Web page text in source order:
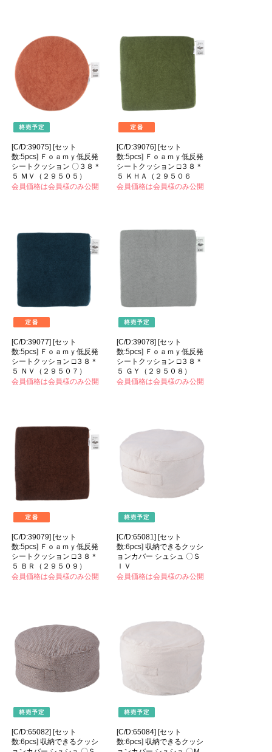
[C/D:39075] [セット
数:5pcs] Ｆｏａｍｙ低反発
シートクッション 〇３８＊
５ ＭＶ（２９５０５）
会員価格は会員様のみ公開
[C/D:39076] [セット
数:5pcs] Ｆｏａｍｙ低反発
シートクッション □３８＊
５ ＫＨＡ（２９５０６
会員価格は会員様のみ公開
[C/D:39077] [セット
数:5pcs] Ｆｏａｍｙ低反発
シートクッション □３８＊
５ ＮＶ（２９５０７）
会員価格は会員様のみ公開
[C/D:39078] [セット
数:5pcs] Ｆｏａｍｙ低反発
シートクッション □３８＊
５ ＧＹ（２９５０８）
会員価格は会員様のみ公開
[C/D:39079] [セット
数:5pcs] Ｆｏａｍｙ低反発
シートクッション □３８＊
５ ＢＲ（２９５０９）
会員価格は会員様のみ公開
[C/D:65081] [セット
数:6pcs] 収納できるクッシ
ョンカバー シュシュ 〇Ｓ
ＩＶ
会員価格は会員様のみ公開
[C/D:65082] [セット
数:6pcs] 収納できるクッシ
[C/D:65084] [セット
数:6pcs] 収納できるクッシ